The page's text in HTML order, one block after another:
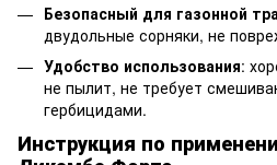
Безопасный для газонной
двудольные сорняки, не
Удобство использования:
не пылит, не требует
гербицидами.
Инструкция по